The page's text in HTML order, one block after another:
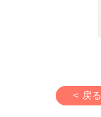
< 戻る